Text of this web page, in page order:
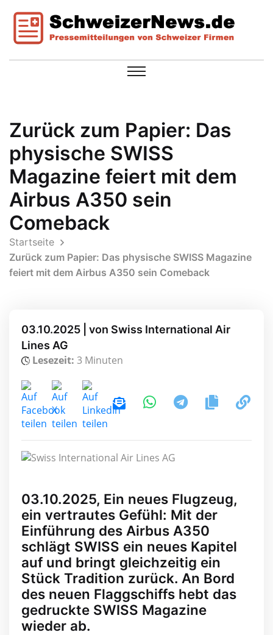
Zurück zum Papier: Das
physische SWISS
Magazine feiert mit dem
Airbus A350 sein
Comeback
Startseite
Zurück zum Papier: Das physische SWISS Magazine
feiert mit dem Airbus A350 sein Comeback
03.10.2025 | von Swiss International Air
Lines AG
Lesezeit: 3 Minuten
03.10.2025, Ein neues Flugzeug,
ein vertrautes Gefühl: Mit der
Einführung des Airbus A350
schlägt SWISS ein neues Kapitel
auf und bringt gleichzeitig ein
Stück Tradition zurück. An Bord
des neuen Flaggschiffs hebt das
gedruckte SWISS Magazine
wieder ab.